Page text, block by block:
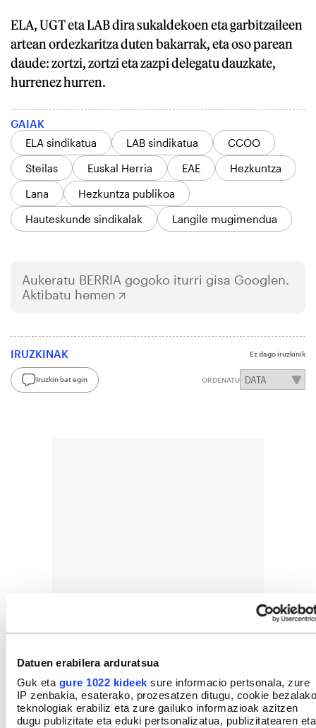
Datuen erabilera arduratsua
Guk eta gure 1022 kideek sure informacio pertsonala, zure
IP zenbakia, esaterako, prozesatzen ditugu, cookie bezalako
teknologiak erabiliz eta zure gailuko informazioak azitzen
dugu publizitate eta eduki pertsonalizatua, publizitatearen eta
ELA, UGT eta LAB dira sukaldekoen eta garbitzaileen
artean ordezkaritza duten bakarrak, eta oso parean
daude: zortzi, zortzi eta zazpi delegatu dauzkate,
hurrenez hurren.
GAIAK
ELA sindikatua
LAB sindikatua
CCOO
Steilas
Euskal Herria EAE
Hezkuntza
Lana
Hezkuntza publikoa
Hauteskunde sindikalak
Langile mugimendua
Aukeratu BERRIA gogoko iturri gisa Googlen.
Aktibatu hemen
IRUZKINAK Ez dago iruzkinik
Iruzkin bat egin ORDENATU